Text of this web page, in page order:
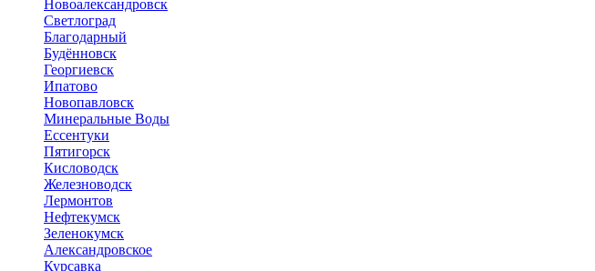
Новоалександровск
Светлоград
Благодарный
Будённовск
Георгиевск
Ипатово
Новопавловск
Минеральные Воды
Ессентуки
Пятигорск
Кисловодск
Железноводск
Лермонтов
Нефтекумск
Зеленокумск
Александровское
Курсавка